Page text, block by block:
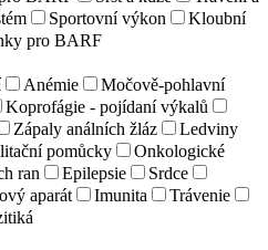
Sportovní výkon
Kloubní
pro BARF
Anémie
Močově-pohlavní
Koprofágie - pojídaní výkalů
Zápaly análních žláz
Ledviny
pomůcky
Onkologické
ran Epilepsie
Srdce
aparát Imunita
Trávenie